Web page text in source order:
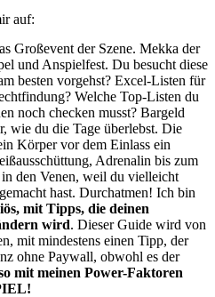
auf:
Großevent der Szene. Mekka der
und Anspielfest. Du besucht diese
besten vorgehst? Excel-Listen für
Welche Top-Listen du
noch checken musst? Bargeld
wie du die Tage überlebst. Die
Körper vor dem Einlass ein
Adrenalin bis zum
den Venen, weil du vielleicht
hast. Durchatmen! Ich bin
mit Tipps, die deinen
wird. Dieser Guide wird von
mit mindestens einen Tipp, der
ohne Paywall, obwohl es der
mit meinen Power-Faktoren